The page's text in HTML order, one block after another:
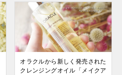
オラクルから新しく発売された
クレンジングオイル「メイクア